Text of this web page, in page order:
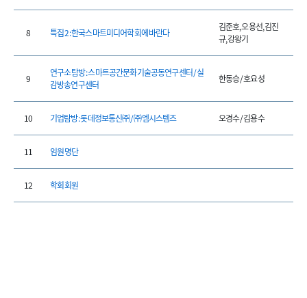
8 특집 2 : 한국스마트미디어학회에 바란다
김준호, 오용선, 김진
규, 강왕기
9
연구소 탐방 : 스마트공간문화기술공동연구센터 / 실
감방송연구센터
한동승 / 호요성
10 기업탐방 : 롯데정보통신㈜ / ㈜엠시스템즈 오경수 / 김용수
11 임원 명단
12 학회 회원